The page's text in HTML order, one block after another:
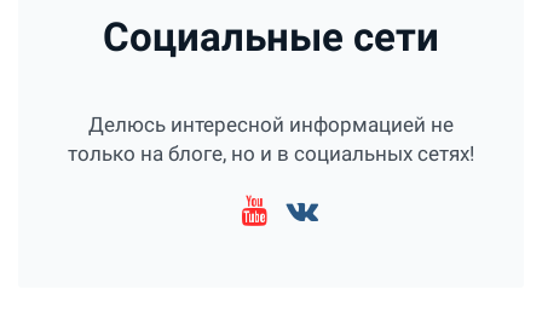
Социальные сети
Делюсь интересной информацией не
только на блоге, но и в социальных сетях!